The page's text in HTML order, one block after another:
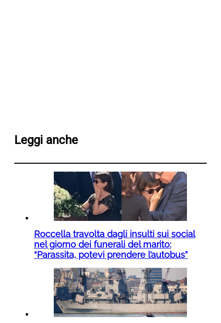
Leggi anche
Roccella travolta dagli insulti sui social
nel giorno dei funerali del marito:
“Parassita, potevi prendere l’autobus”